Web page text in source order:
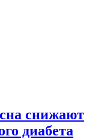
снижают
диабета